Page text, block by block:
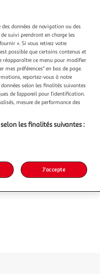
Plus
Vendu parParis Prix
-20 %
947,99€
759,99€
dont 1,87€ d'éco part. mobilier.
données de navigation ou des
suivi prendront en charge les
». Si vous retirez votre
possible que certains contenus et
réapparaître ce menu pour modifier
préférences" en bas de page.
reportez-vous à notre
selon les finalités suivantes
de l’appareil pour l’identification.
mesure de performance des
les finalités suivantes :
J'accepte